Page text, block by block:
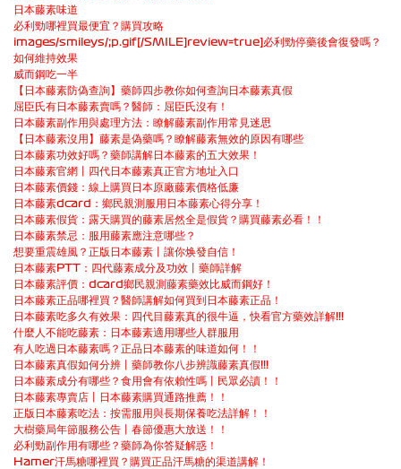
日本藤素味道
必利勁哪裡買最便宜？購買攻略
images/smileys/;p.gif[/SMILE]review=true]必利勁停藥後會復發嗎？
如何維持效果
威而鋼吃一半
【日本藤素防偽查詢】藥師四步教你如何查詢日本藤素真假
屈臣氏有日本藤素賣嗎？醫師：屈臣氏沒有！
日本藤素副作用與處理方法：瞭解藤素副作用常見迷思
【日本藤素沒用】藤素是偽藥嗎？瞭解藤素無效的原因有哪些
日本藤素功效好嗎？藥師講解日本藤素的五大效果！
日本藤素官網丨四代日本藤素真正官方地址入口
日本藤素價錢：線上購買日本原廠藤素價格低廉
日本藤素dcard：鄉民親測服用日本藤素心得分享！
日本藤素假貨：露天購買的藤素居然全是假貨？購買藤素必看！！
日本藤素禁忌：服用藤素應注意哪些？
想要重震雄風？正版日本藤素丨讓你焕發自信！
日本藤素PTT：四代藤素成分及功效丨藥師詳解
日本藤素評價：dcard鄉民親測藤素藥效比威而鋼好！
日本藤素正品哪裡買？醫師講解如何買到日本藤素正品！
日本藤素吃多久有效果：四代目藤素真的很牛逼，快看官方藥效詳解!!!
什麼人不能吃藤素：日本藤素適用哪些人群服用
有人吃過日本藤素嗎？正品日本藤素的味道如何！！
日本藤素真假如何分辨丨藥師教你八步辨識藤素真假!!!
日本藤素成分有哪些？食用會有依賴性嗎丨民眾必讀！！
日本藤素專賣店丨日本藤素購買通路推薦！！
正版日本藤素吃法：按需服用與長期保養吃法詳解！！
大樹藥局年節服務公告丨春節優惠大放送！！
必利勁副作用有哪些？藥師為你答疑解惑！
Hamer汗馬糖哪裡買？購買正品汗馬糖的渠道講解！